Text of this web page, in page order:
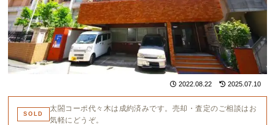
2022.08.22 2025.07.10
SOLD
太閤コーポ代々木は成約済みです。売却・査定のご相談はお
気軽にどうぞ。